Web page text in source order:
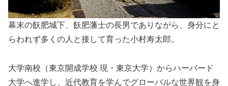
幕末の飫肥城下、飫肥藩士の長男でありながら、身分にと
らわれず多くの人と接して育った小村寿太郎。
大学南校（東京開成学校 現・東京大学）からハーバード
大学へ進学し、近代教育を学んでグローバルな世界観を身